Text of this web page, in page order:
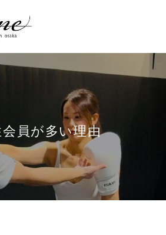
員が多い理由